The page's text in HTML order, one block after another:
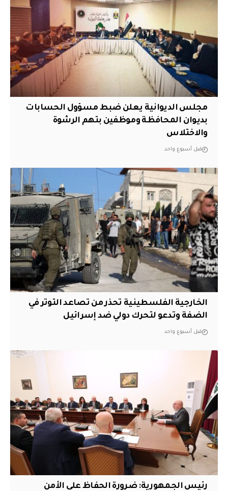
مجلس الديوانية يعلن ضبط مسؤول الحسابات
بديوان المحافظة وموظفين بتهم الرشوة
والاختلاس
قبل أسبوع واحد
الخارجية الفلسطينية تحذر من تصاعد التوتر في
الضفة وتدعو لتحرك دولي ضد إسرائيل
قبل أسبوع واحد
رئيس الجمهورية: ضرورة الحفاظ على الأمن